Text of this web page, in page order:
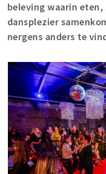
LEISURE
SportS
News
Sights
Museums, theatres &
Trips & activities
Student routes
Nature
Party pics
Restaurants
beleving waarin
dansplezier
nergens anders te